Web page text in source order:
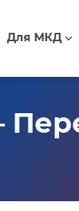
Для МКД